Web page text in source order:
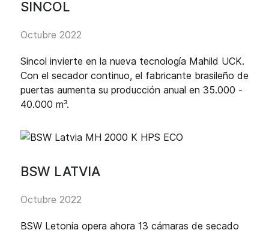
SINCOL
Octubre 2022
Sincol invierte en la nueva tecnología Mahild UCK.
Con el secador continuo, el fabricante brasileño de
puertas aumenta su producción anual en 35.000 -
40.000 m³.
BSW LATVIA
Octubre 2022
BSW Letonia opera ahora 13 cámaras de secado